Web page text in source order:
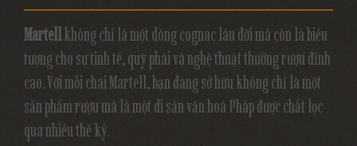
Martellkhông chỉ là một dòng cognac lâu đời mà còn là biểu
tượng cho sự tinh tế, quý phái và nghệ thuật thưởng rượu đỉnh
cao. Với mỗi chai Martell, bạn đang sở hữu không chỉ là một
sản phẩm rượu mà là một di sản văn hoá Pháp được chắt lọc
qua nhiều thế kỷ.